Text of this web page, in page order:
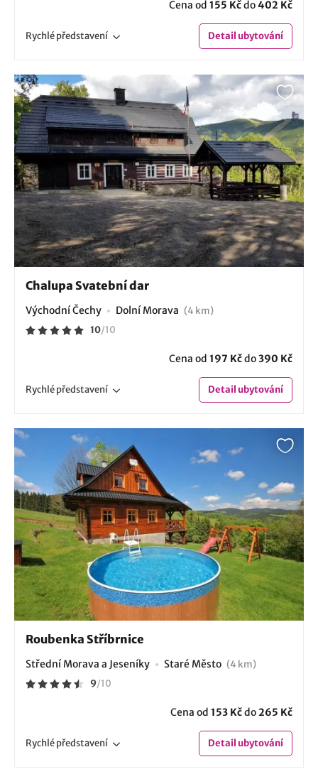
Cena od 155 Kčdo402 Kč
Rychlépředstavení Detailubytování
Chalupa Svatební dar
Východní Čechy Dolní Morava (4 km)
10/10
Cena od 197 Kčdo390 Kč
Rychlépředstavení Detailubytování
Roubenka Stříbrnice
Střední Morava a Jeseníky Staré Město (4 km)
9/10
Cena od 153 Kčdo265 Kč
Rychlépředstavení Detailubytování